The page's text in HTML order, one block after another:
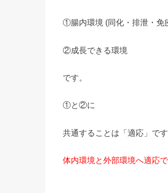
①腸内環境 (同化・排泄・免
②成長できる環境
です。
①と②に
共通することは「適応」です
体内環境と外部環境へ適応